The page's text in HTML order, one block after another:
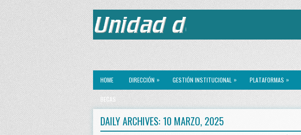
HOME DIRECCIÓN » GESTIÓN INSTITUCIONAL » PLATAFORMAS »
BECAS
DAILY ARCHIVES: 10 MARZO, 2025